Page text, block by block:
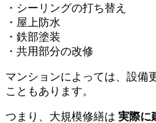
・シーリングの打ち替え
・屋上防水
・鉄部塗装
・共用部分の改修
マンションによっては、設備
こともあります。
つまり、大規模修繕は 実際に